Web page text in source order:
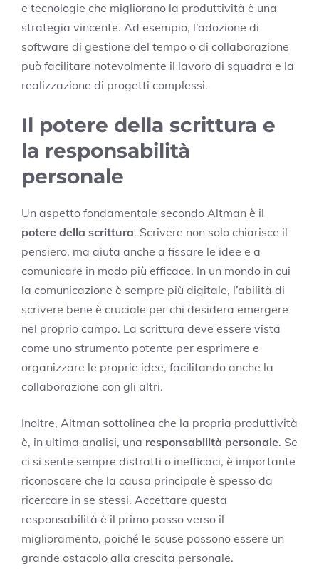
e tecnologie che migliorano la produttività è una
strategia vincente. Ad esempio, l’adozione di
software di gestione del tempo o di collaborazione
può facilitare notevolmente il lavoro di squadra e la
realizzazione di progetti complessi.
Il potere della scrittura e
la responsabilità
personale
Un aspetto fondamentale secondo Altman è il
potere della scrittura. Scrivere non solo chiarisce il
pensiero, ma aiuta anche a fissare le idee e a
comunicare in modo più efficace. In un mondo in cui
la comunicazione è sempre più digitale, l’abilità di
scrivere bene è cruciale per chi desidera emergere
nel proprio campo. La scrittura deve essere vista
come uno strumento potente per esprimere e
organizzare le proprie idee, facilitando anche la
collaborazione con gli altri.
Inoltre, Altman sottolinea che la propria produttività
è, in ultima analisi, una responsabilità personale. Se
ci si sente sempre distratti o inefficaci, è importante
riconoscere che la causa principale è spesso da
ricercare in se stessi. Accettare questa
responsabilità è il primo passo verso il
miglioramento, poiché le scuse possono essere un
grande ostacolo alla crescita personale.